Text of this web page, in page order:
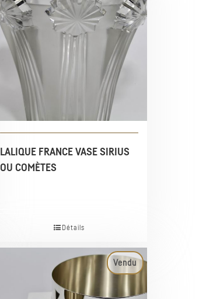
LALIQUE FRANCE VASE SIRIUS
OU COMÈTES
Détails
Vendu